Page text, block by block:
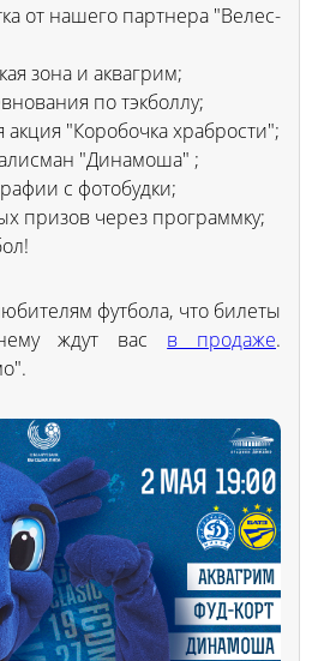
от нашего партнера "Велес-
зона и аквагрим;
по тэкболлу;
акция "Коробочка храбрости";
"Динамоша" ;
с фотобудки;
призов через программку;
футбола, что билеты
ждут вас в продаже.